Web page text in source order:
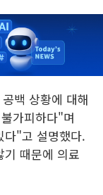
백 상황에 대해
가피하다"며
다"고 설명했다.
때문에 의료